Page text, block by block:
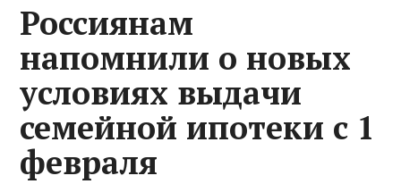
Россиянам
напомнили о новых
условиях выдачи
семейной ипотеки с 1
февраля